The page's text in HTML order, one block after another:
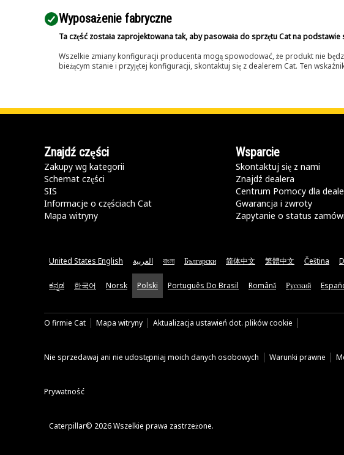
Wyposażenie fabryczne
Ta część została zaprojektowana tak, aby pasowała do sprzętu Cat na
Wszelkie zmiany konfiguracji producenta mogą spowodować, że produkt nie
bieżącym stanie i przyjętej konfiguracji, skontaktuj się z dealerem Cat. Ten
Znajdź części
Zakupy wg kategorii
Schemat części
SIS
Informacje o częściach Cat
Mapa witryny
Wsparcie
Skontaktuj się z nami
Znajdź dealera
Centrum Pomocy dla
Gwarancja i zwroty
Zapytanie o status
United States English العربية বাংলা Български 简体中文 繁體中文 Čeština
ಕನ್ನಡ 한국어 Norsk Polski Português Do Brasil Română Русский
O firmie Cat Mapa witryny Aktualizacja ustawień dot. plików cookie
Nie sprzedawaj ani nie udostępniaj moich danych osobowych Warunki prawne
Prywatność
Caterpillar© 2026 Wszelkie prawa zastrzeżone.